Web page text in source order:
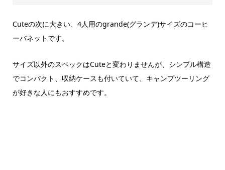
Cuteの次に大きい、4人用のgrande(グランデ)サイズのコーヒ
ーバネットです。
サイズ以外のスペックはCuteと変わりませんが、シンプル構造
でコンパクト、収納ケースも付いていて、キャンプツーリング
が好きな人にもおすすめです。